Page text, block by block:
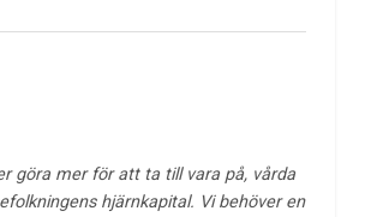
göra mer för att ta till vara på, vårda
hjärnkapital. Vi behöver en